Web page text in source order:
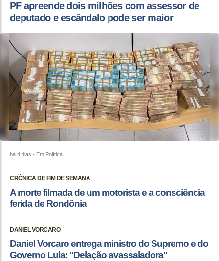
PF apreende dois milhões com assessor de
deputado e escândalo pode ser maior
há 4 dias - Em Política
CRÔNICA DE FIM DE SEMANA
A morte filmada de um motorista e a consciência
ferida de Rondônia
DANIEL VORCARO
Daniel Vorcaro entrega ministro do Supremo e do
Governo Lula: "Delação avassaladora"